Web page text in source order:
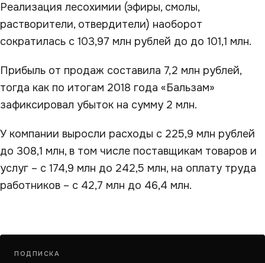
Реализация лесохимии (эфиры, смолы,
растворители, отвердители) наоборот
сократилась с 103,97 млн рублей до до 101,1 млн.
Прибыль от продаж составила 7,2 млн рублей,
тогда как по итогам 2018 года «Бальзам»
зафиксировал убыток на сумму 2 млн.
У компании выросли расходы с 225,9 млн рублей
до 308,1 млн, в том числе поставщикам товаров и
услуг – с 174,9 млн до 242,5 млн, на оплату труда
работников – с 42,7 млн до 46,4 млн.
ПОДПИСКА